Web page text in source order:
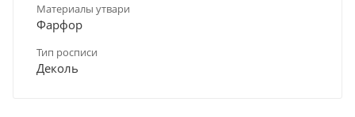
Материалы утвари
Фарфор
Тип росписи
Деколь